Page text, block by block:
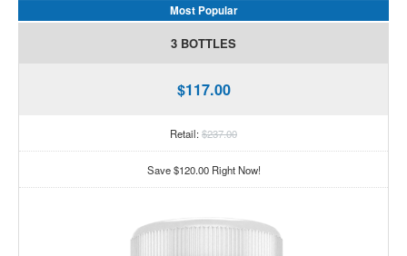
Most Popular
3 BOTTLES
$117.00
Retail:$237.00
Save $120.00 Right Now!